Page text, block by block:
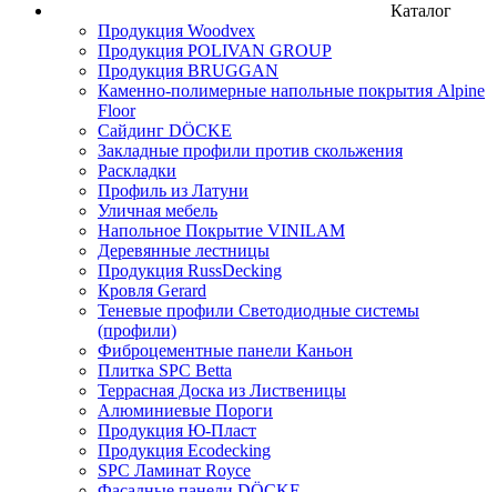
Каталог
Продукция Woodvex
Продукция POLIVAN GROUP
Продукция BRUGGAN
Каменно-полимерные напольные покрытия Alpine
Floor
Сайдинг DÖCKE
Закладные профили против скольжения
Раскладки
Профиль из Латуни
Уличная мебель
Напольное Покрытие VINILAM
Деревянные лестницы
Продукция RussDecking
Кровля Gerard
Теневые профили Светодиодные системы
(профили)
Фиброцементные панели Каньон
Плитка SPC Betta
Террасная Доска из Лиственицы
Алюминиевые Пороги
Продукция Ю-Пласт
Продукция Ecodecking
SPC Ламинат Royce